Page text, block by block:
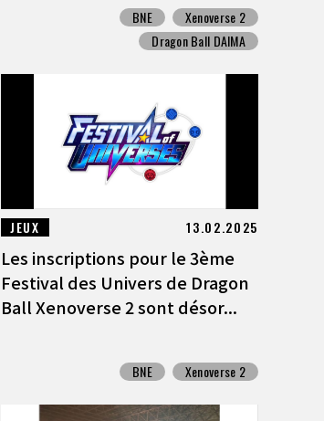
BNE
Xenoverse 2
Dragon Ball DAIMA
JEUX 13.02.2025
Les inscriptions pour le 3ème
Festival des Univers de Dragon
Ball Xenoverse 2 sont désor...
BNE Xenoverse 2